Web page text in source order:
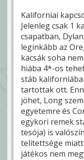
Kaliforniai
Jelenleg csak 1
csapatban,
leginkább az
kacsák soha
hiába 4*-os
stáb
tartottak ott.
jöhet, Long
egyetemre és
egykori remek
tesója) is
telítettsége
játékos nem